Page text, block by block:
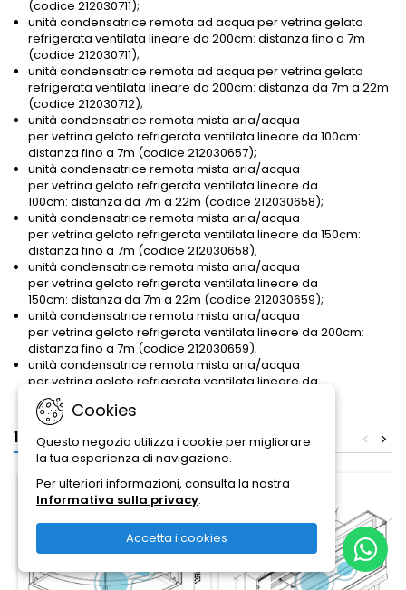
(codice 212030711);
unità condensatrice remota ad acqua per vetrina gelato
refrigerata ventilata lineare da 200cm: distanza fino a 7m
(codice 212030711);
unità condensatrice remota ad acqua per vetrina gelato
refrigerata ventilata lineare da 200cm: distanza da 7m a 22m
(codice 212030712);
unità condensatrice remota mista aria/acqua
per vetrina gelato refrigerata ventilata lineare da 100cm:
distanza fino a 7m (codice 212030657);
unità condensatrice remota mista aria/acqua
per vetrina gelato refrigerata ventilata lineare da
100cm: distanza da 7m a 22m (codice 212030658);
unità condensatrice remota mista aria/acqua
per vetrina gelato refrigerata ventilata lineare da 150cm:
distanza fino a 7m (codice 212030658);
unità condensatrice remota mista aria/acqua
per vetrina gelato refrigerata ventilata lineare da
150cm: distanza da 7m a 22m (codice 212030659);
unità condensatrice remota mista aria/acqua
per vetrina gelato refrigerata ventilata lineare da 200cm:
distanza fino a 7m (codice 212030659);
unità condensatrice remota mista aria/acqua
per vetrina gelato refrigerata ventilata lineare da
200cm: distanza da 7m a 22m (codice 212030660).
16 altri prodotti della stessa categoria: >
<
Solo online
Solo online
Cookies
Questo negozio utilizza i cookie per migliorare
la tua esperienza di navigazione.
Per ulteriori informazioni, consulta la nostra
Informativa sulla privacy.
Accetta i cookies